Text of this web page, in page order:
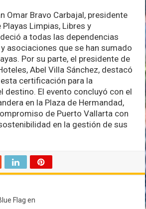
Omar Bravo Carbajal, presidente
Limpias, Libres y
a todas las dependencias
asociaciones que se han sumado
Por su parte, el presidente de
Abel Villa Sánchez, destacó
certificación para la
destino. El evento concluyó con el
en la Plaza de Hermandad,
de Puerto Vallarta con
en la gestión de sus
Flag en